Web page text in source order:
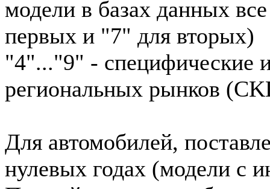
модели в базах данных
первых и "7" для вторых)
"4"..."9" - специфические
региональных рынков
Для автомобилей,
нулевых годах (модели с